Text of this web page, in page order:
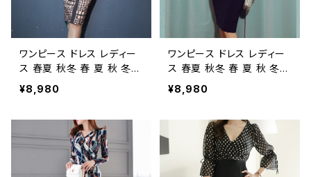
スワンピース お呼ばれ 韓
国 ファッション オフィスカ
ジュアル 韓国風 キャバドレ
ス ナイトドレス ナイトワンピ
カジュアル 10代 20代 30
カジュアル 韓国風 キャバド
レス ナイトドレス ナイトワン
ピ 上品 ホワイト 大人 カジ
ュアル 10代 20代 30代 40
代 C-OSS0107
ワンピース ドレス レディー
ス 春夏 秋冬 春 夏 秋 冬
黒 ドレスワンピース ドレス
フレアワンピース 五分袖 5
ク柄スクエアネック タイト
ワンピ ミディアムワンピ ミ
モレドレス ミディアムドレス
ワンピドレス タイトワンピー
¥8,980
ワンピース ドレス レディー
ス 春夏 秋冬 春 夏 秋 冬
黒 ドレスワンピース ドレス
フレアワンピース ひざ丈 膝
ルー タイト レース タイトワ
ンピ ミディアムワンピ ミモ
レドレス ミディアムドレス ワ
ンピドレス タイトワンピース
¥8,980